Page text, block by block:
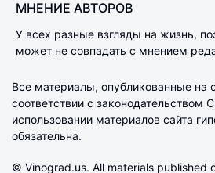
МНЕНИЕ АВТОРОВ
У всех разные взгляды на жизнь,
может не совпадать с мнением
Все материалы, опубликованные на
соответствии с законодательством
использовании материалов сайта
обязательна.
© Vinograd.us. All materials published